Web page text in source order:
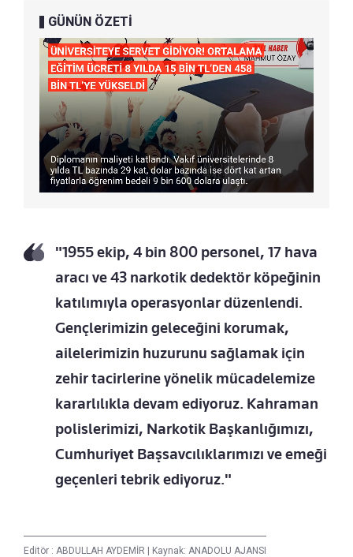
GÜNÜN ÖZETİ
"1955 ekip, 4 bin 800 personel, 17 hava
aracı ve 43 narkotik dedektör köpeğinin
katılımıyla operasyonlar düzenlendi.
Gençlerimizin geleceğini korumak,
ailelerimizin huzurunu sağlamak için
zehir tacirlerine yönelik mücadelemize
kararlılıkla devam ediyoruz. Kahraman
polislerimizi, Narkotik Başkanlığımızı,
Cumhuriyet Başsavcılıklarımızı ve emeği
geçenleri tebrik ediyoruz."
Editör : ABDULLAH AYDEMİR | Kaynak: ANADOLU AJANSI